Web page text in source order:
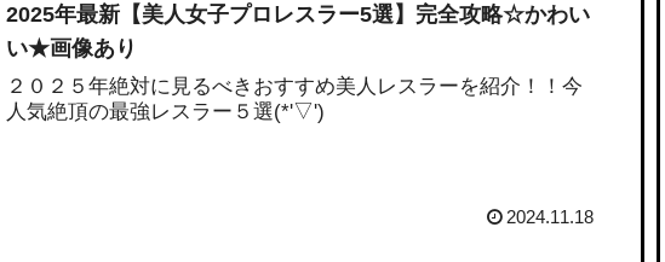
2025年最新【美人女子プロレスラー5選】完全攻略☆かわい
い★画像あり
２０２５年絶対に見るべきおすすめ美人レスラーを紹介！！今
人気絶頂の最強レスラー５選(*'▽')
2024.11.18